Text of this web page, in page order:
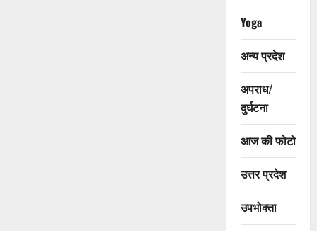
Yoga
अन्य प्रदेश
अपराध/
दुर्घटना
आज की फोटो
उत्तर प्रदेश
उपभोक्ता